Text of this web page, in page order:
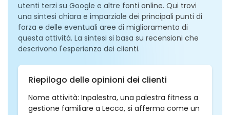
utenti terzi su Google e altre fonti online. Qui trovi
una sintesi chiara e imparziale dei principali punti di
forza e delle eventuali aree di miglioramento di
questa attività. La sintesi si basa su recensioni che
descrivono l'esperienza dei clienti.
Riepilogo delle opinioni dei clienti
Nome attività: Inpalestra, una palestra fitness a
gestione familiare a Lecco, si afferma come un